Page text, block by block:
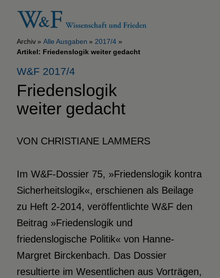
Archiv Alle Ausgaben
2017/4
Artikel: Friedenslogik weiter gedacht
W&F 2017/4
Friedenslogik
weiter gedacht
VON CHRISTIANE LAMMERS
Im W&F-Dossier 75, »Friedenslogik kontra
Sicherheitslogik«, erschienen als Beilage
zu Heft 2-2014, veröffentlichte W&F den
Beitrag »Friedenslogik und
friedenslogische Politik« von Hanne-
Margret Birckenbach. Das Dossier
resultierte im Wesentlichen aus Vorträgen,